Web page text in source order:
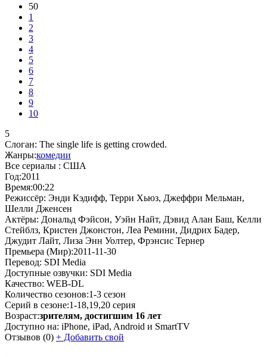
50
1
2
3
4
5
6
7
8
9
10
5
Слоган: The single life is getting crowded.
Жанры:комедии
Все сериалы : США
Год:2011
Время:00:22
Режиссёр: Энди Кэдифф, Терри Хьюз, Джеффри Мельман,
Шелли Дженсен
Актёры: Дональд Фэйсон, Уэйн Найт, Дэвид Алан Баш, Келли
Стейблз, Кристен Джонстон, Леа Ремини, Дидрих Бадер,
Джудит Лайт, Лиза Энн Уолтер, Фрэнсис Тернер
Премьера (Мир):2011-11-30
Перевод: SDI Media
Доступные озвучки: SDI Media
Качество: WEB-DL
Количество сезонов:1-3 сезон
Серий в сезоне:1-18,19,20 серия
Возраст:зрителям, достигшим 16 лет
Доступно на: iPhone, iPad, Android и SmartTV
Отзывов (0) + Добавить свой